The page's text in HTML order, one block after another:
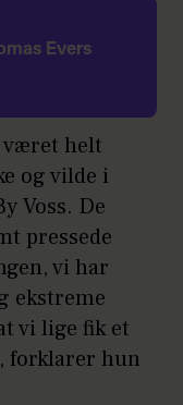
Evers
været helt
og vilde i
Voss. De
pressede
vi har
ekstreme
vi lige fik et
forklarer hun